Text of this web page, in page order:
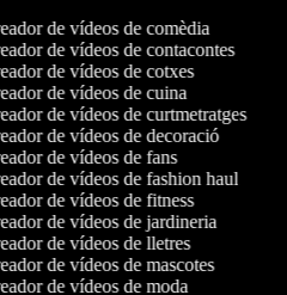
de vídeos de comèdia
de vídeos de contacontes
de vídeos de cotxes
de vídeos de cuina
de vídeos de curtmetratges
de vídeos de decoració
de vídeos de fans
de vídeos de fashion haul
de vídeos de fitness
de vídeos de jardineria
de vídeos de lletres
de vídeos de mascotes
de vídeos de moda